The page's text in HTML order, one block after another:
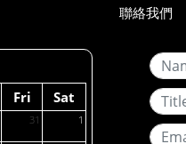
Fri Sat
31 1
聯絡我們